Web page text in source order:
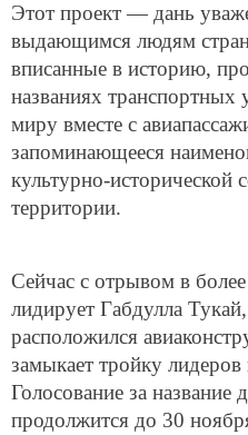
Этот проект — дань
выдающимся людям
вписанные в историю,
названиях транспортных
миру вместе с
запоминающееся
культурно-
территории.
Сейчас с отрывом в
лидирует Габдулла
расположился
замыкает тройку
Голосование за название
продолжится до 30